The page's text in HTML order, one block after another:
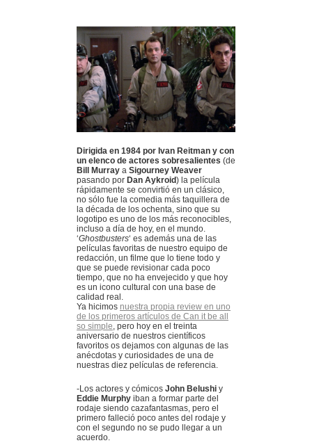
Dirigida en 1984 por Ivan Reitman y con
un elenco de actores sobresalientes (de
Bill Murray a Sigourney Weaver
pasando por Dan Aykroid) la película
rápidamente se convirtió en un clásico,
no sólo fue la comedia más taquillera de
la década de los ochenta, sino que su
logotipo es uno de los más reconocibles,
incluso a día de hoy, en el mundo.
‘Ghostbusters‘ es además una de las
películas favoritas de nuestro equipo de
redacción, un filme que lo tiene todo y
que se puede revisionar cada poco
tiempo, que no ha envejecido y que hoy
es un icono cultural con una base de
calidad real.
Ya hicimos nuestra propia review en uno
de los primeros artículos de Can it be all
so simple, pero hoy en el treinta
aniversario de nuestros científicos
favoritos os dejamos con algunas de las
anécdotas y curiosidades de una de
nuestras diez películas de referencia.
-Los actores y cómicos John Belushi y
Eddie Murphy iban a formar parte del
rodaje siendo cazafantasmas, pero el
primero falleció poco antes del rodaje y
con el segundo no se pudo llegar a un
acuerdo.